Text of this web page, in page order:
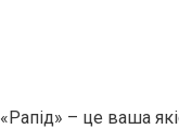
«Рапід» – це ваша